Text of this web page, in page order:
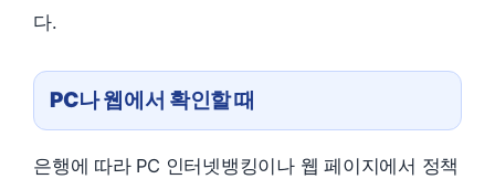
다.
PC나 웹에서 확인할 때
은행에 따라 PC 인터넷뱅킹이나 웹 페이지에서 정책